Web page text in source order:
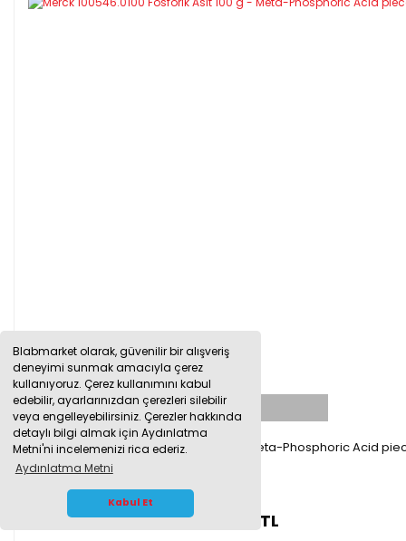
Blabmarket olarak, güvenilir bir alışveriş
deneyimi sunmak amacıyla çerez
kullanıyoruz. Çerez kullanımını kabul
edebilir, ayarlarınızdan çerezleri silebilir
veya engelleyebilirsiniz. Çerezler hakkında
detaylı bilgi almak için Aydınlatma
Metni'ni incelemenizi rica ederiz.
Aydınlatma Metni
Kabul Et
TÜKENDİ
Merck 100546.0100 Fosforik Asit 100 g - Meta-Phosphoric Acid
7.533,75 TL
WHATSAPP İLETİŞİM